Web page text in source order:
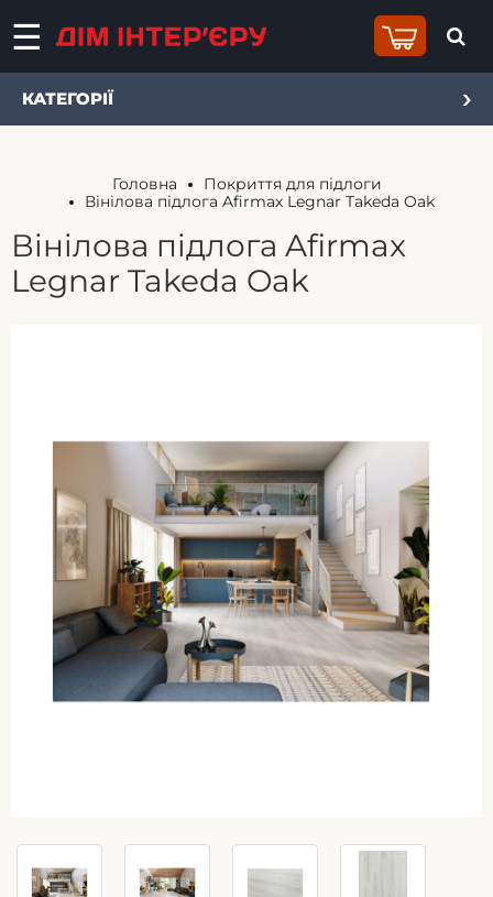
КАТЕГОРІЇ
Головна
Покриття для підлоги
Вінілова підлога Afirmax Legnar Takeda Oak
Вінілова підлога Afirmax
Legnar Takeda Oak